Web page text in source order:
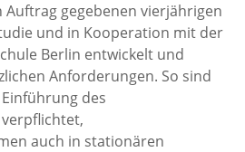
Auftrag gegebenen vierjährigen
und in Kooperation mit der
Berlin entwickelt und
Anforderungen. So sind
des
auch in stationären